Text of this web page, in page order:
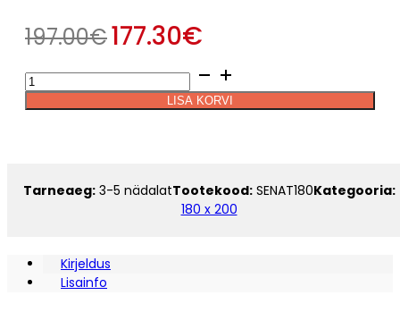
197.00€177.30€
Kattemadrats
AIR-
TOP
200
LISA KORVI
Alternative:
Tarneaeg:3-5 nädalatTootekood: SENAT180Kategooria:
180 x 200
Kirjeldus
Lisainfo